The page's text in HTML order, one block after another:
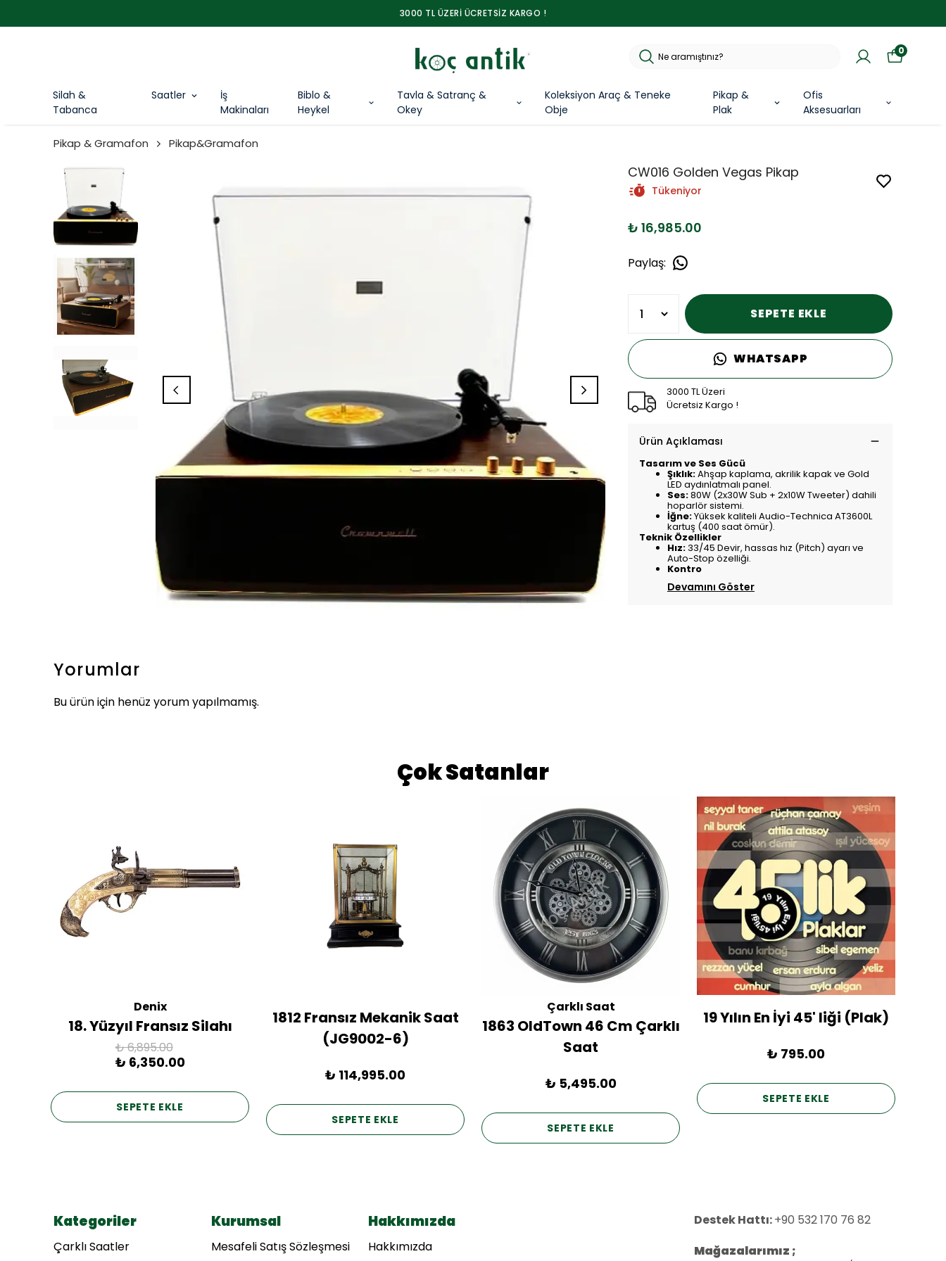
3000 TL ÜZERİ ÜCRETSİZ KARGO !
Silah &
Tabanca
Saatler
İş
Makinaları
Biblo &
Heykel
Tavla & Satranç &
Okey
Koleksiyon Araç & Teneke
Obje
Pikap &
Plak
Ofis
Aksesuarları
0
Pikap & Gramafon Pikap&Gramafon
CW016 Golden Vegas Pikap
Tükeniyor
₺ 16,985.00
Paylaş:
SEPETE EKLE
WHATSAPP
3000 TL Üzeri
Ücretsiz Kargo !
Ürün Açıklaması
Tasarım ve Ses Gücü
Şıklık:Ahşap kaplama, akrilik kapak ve Gold
LED aydınlatmalı panel.
Ses:80W (2x30W Sub + 2x10W Tweeter) dahili
hoparlör sistemi.
İğne:Yüksek kaliteli Audio-Technica AT3600L
kartuş (400 saat ömür).
Teknik Özellikler
Hız:33/45 Devir, hassas hız (Pitch) ayarı ve
Auto-Stop özelliği.
Kontro
Devamını Göster
Yorumlar
Bu ürün için henüz yorum yapılmamış.
Çok Satanlar
Denix
18. Yüzyıl Fransız Silahı
₺ 6,895.00
₺ 6,350.00
SEPETE EKLE
1812 Fransız Mekanik Saat
(JG9002-6)
₺ 114,995.00
SEPETE EKLE
Çarklı Saat
1863 OldTown 46 Cm Çarklı
Saat
₺ 5,495.00
SEPETE EKLE
19 Yılın En İyi 45' liği (Plak)
₺ 795.00
SEPETE EKLE
Kategoriler
Çarklı Saatler
Kurumsal
Mesafeli Satış Sözleşmesi
Hakkımızda
Hakkımızda
Destek Hattı:+90 532 170 76 82
Mağazalarımız ;